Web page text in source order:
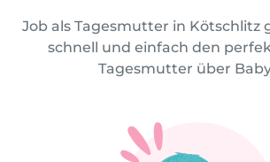
Job als Tagesmutter in Kötschlitz
schnell und einfach den
Tagesmutter über